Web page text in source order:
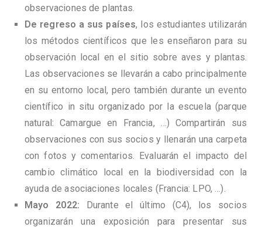
observaciones de plantas.
De regreso a sus países, los estudiantes utilizarán
los métodos científicos que les enseñaron para su
observación local en el sitio sobre aves y plantas.
Las observaciones se llevarán a cabo principalmente
en su entorno local, pero también durante un evento
científico in situ organizado por la escuela (parque
natural: Camargue en Francia, …) Compartirán sus
observaciones con sus socios y llenarán una carpeta
con fotos y comentarios. Evaluarán el impacto del
cambio climático local en la biodiversidad con la
ayuda de asociaciones locales (Francia: LPO, …).
Mayo 2022: Durante el último (C4), los socios
organizarán una exposición para presentar sus